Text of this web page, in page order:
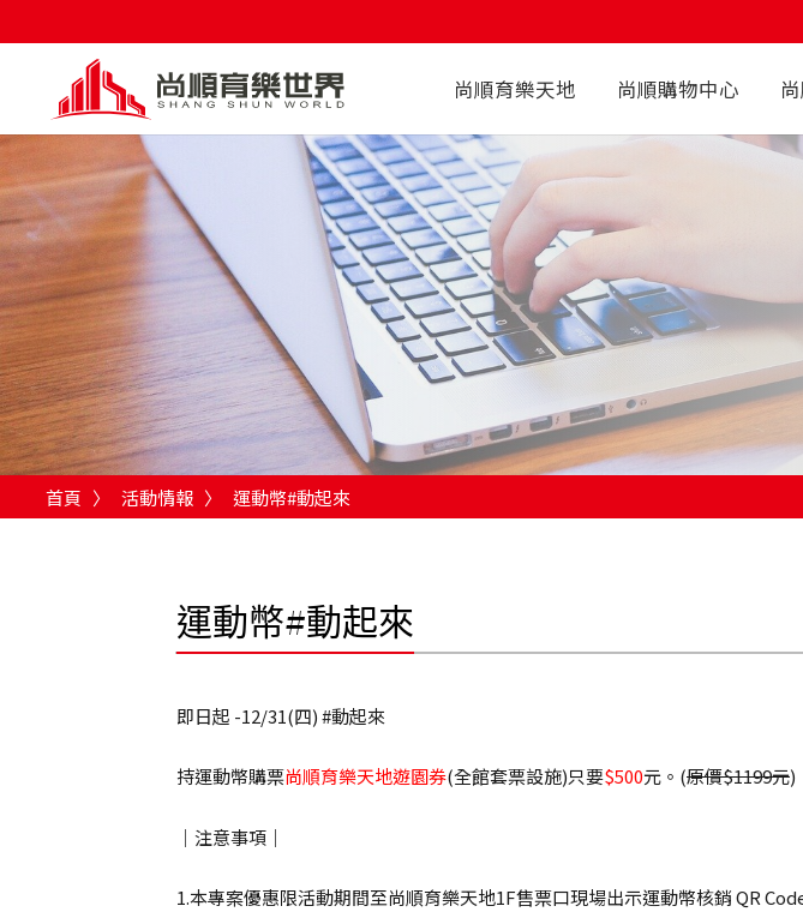
尚順育樂天地 尚順購物中心
首頁 〉 活動情報 〉 運動幣#動起來
運動幣#動起來
即日起 -12/31(四) #動起來
持運動幣購票尚順育樂天地遊園券(全館套票設施)只要$500元。(原價$1199元)
｜注意事項｜
1.本專案優惠限活動期間至尚順育樂天地1F售票口現場出示運動幣核銷 QR